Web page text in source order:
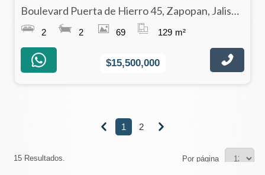
Boulevard Puerta de Hierro 45, Zapopan, Jalisco 45116
2 2 69 129 m²
$15,500,000
 1 2 
15 Resultados. Por página